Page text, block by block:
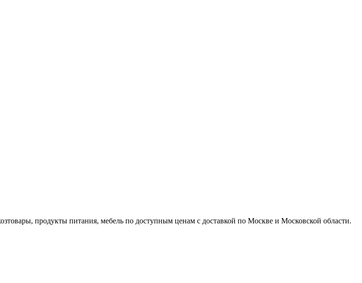
продукты питания, мебель по доступным ценам с доставкой по Москве и Московской области.